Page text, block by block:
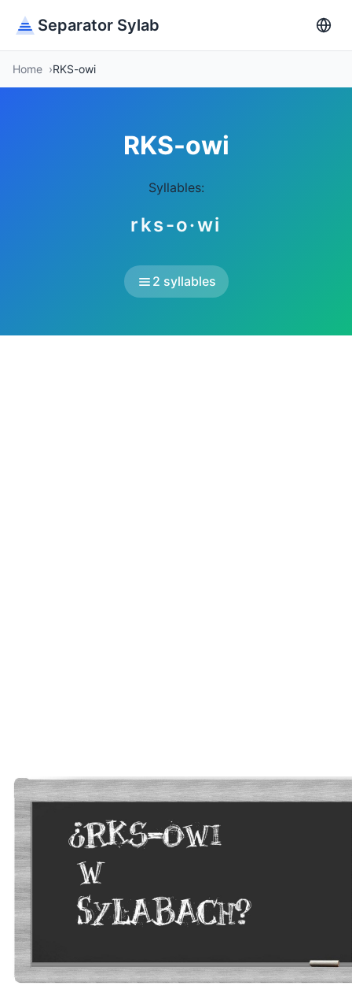
Separator Sylab
Home RKS-owi
RKS-owi
Syllables:
rks-o·wi
2 syllables